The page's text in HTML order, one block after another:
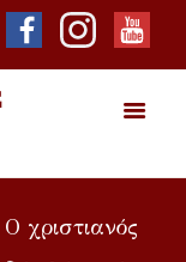
χριστιανός